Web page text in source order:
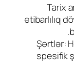
Tarix
etibarlılıq
Şərtlər:
spesifik